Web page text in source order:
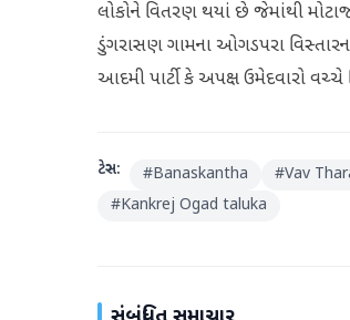
લોકોને વિતરણ થયાં છે જેમાંથી
ડુંગરાસણ ગામના ઓગડપરા
આદમી પાર્ટી કે અપક્ષ ઉમેદવારો
ટેગ્સ: #Banaskantha #Vav
#Kankrej Ogad taluka